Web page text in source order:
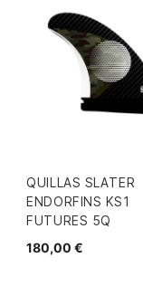
QUILLAS SLATER
ENDORFINS KS1
FUTURES 5Q
180,00 €